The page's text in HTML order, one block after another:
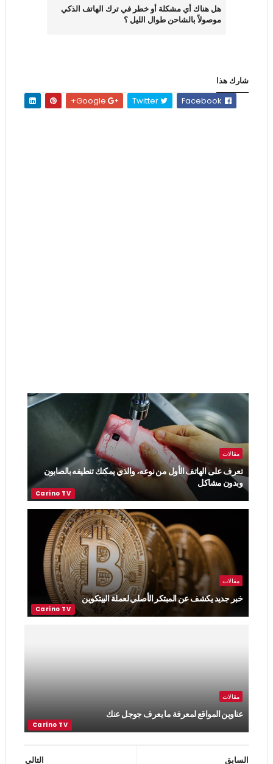
هل هناك أي مشكلة أو خطر في ترك الهاتف الذكي
موصولاً بالشاحن طوال الليل ؟
شارك هذا
Twitter
مقالات
تعرف على الهاتف الأول من نوعه، والذي يمكنك تنطيفه بالصابون
وبدون مشاكل
مقالات
خبر جديد يكشف عن المبتكر الأصلي لعملة البيتكوين
مقالات
عناوين المواقع لمعرفة ما يعرف جوجل عنك
التالي
السابق